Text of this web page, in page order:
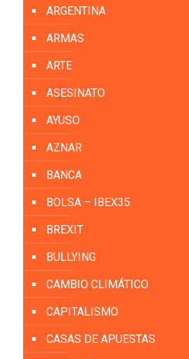
ARGENTINA
ARMAS
ARTE
ASESINATO
AYUSO
AZNAR
BANCA
BOLSA – IBEX35
BREXIT
BULLYING
CAMBIO CLIMÁTICO
CAPITALISMO
CASAS DE APUESTAS